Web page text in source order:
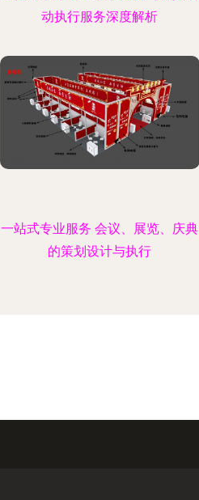
动执行服务深度解析
一站式专业服务 会议、展览、庆典
的策划设计与执行